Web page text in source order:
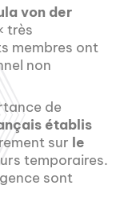
von der
très
membres ont
non
de
établis
sur le
temporaires.
sont